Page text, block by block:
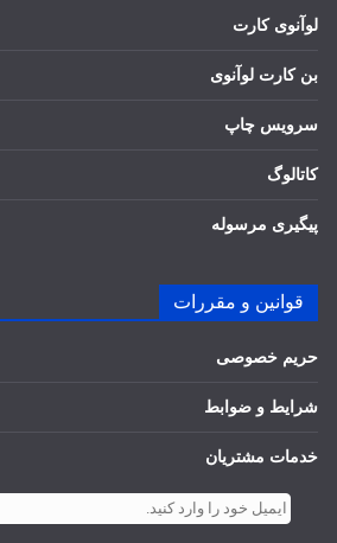
لوآنوی کارت
بن کارت لوآنوی
سرویس چاپ
کاتالوگ
پیگیری مرسوله
قوانین و مقررات
حریم خصوصی
شرایط و ضوابط
خدمات مشتریان